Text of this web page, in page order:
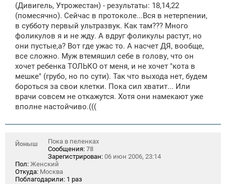
е
(Дивигель, Утрожестан) - результаты: 18,14,22
(помесячно). Сейчас в протоколе...Вся в нетерпении,
в субботу первый ультразвук. Как там??? Много
фоликулов я и не жду. А вдруг фоликулы растут, но
они пустые,а? Вот где ужас то. А насчет ДЯ, вообще,
все сложно. Муж втемяшил себе в голову, что он
хочет ребенка ТОЛЬКО от меня, и не хочет "кота в
мешке" (грубо, но по сути). Так что выхода нет, будем
бороться за свои клетки. Пока сил хватит... Или
врачи совсем не откажутся. Хотя они намекают уже
вполне настойчиво.(((
Йоныш
Пока в пеленках
Сообщения: 78
Зарегистрирован: 06 июн 2006, 23:14
Пол: Женский
Откуда: Москва
Поблагодарили: 1 раз